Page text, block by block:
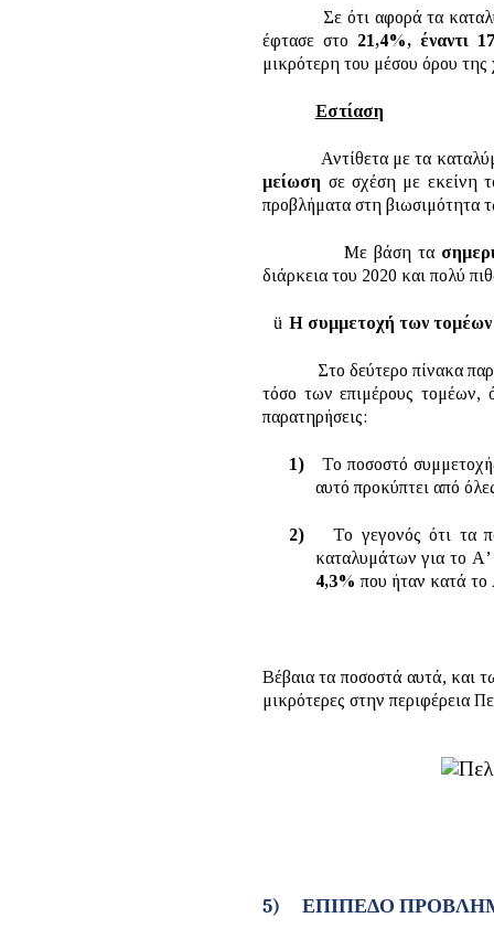
Σε ότι αφορά τα
έφτασε στο 21,4%, έναντι
μικρότερη του μέσου όρου της
Εστίαση
Αντίθετα με τα
μείωση σε σχέση με εκείνη
προβλήματα στη βιωσιμότητα
Με βάση τα
διάρκεια του 2020 και πολύ
ü Η συμμετοχή των
Στο δεύτερο πίνακα
τόσο των επιμέρους τομέων,
παρατηρήσεις:
1)
Το ποσοστό
αυτό προκύπτει από
2)
Το γεγονός ότι τα
καταλυμάτων για το
4,3% που ήταν κατά το
Βέβαια τα ποσοστά αυτά, και
μικρότερες στην περιφέρεια
5) ΕΠΙΠΕΔΟ